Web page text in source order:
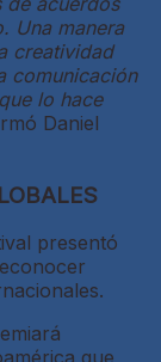
Una manera
creatividad
comunicación
lo hace
Daniel
presentó